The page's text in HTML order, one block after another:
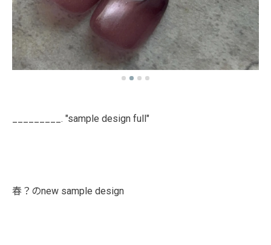
_________. "sample design full"
春？のnew sample design